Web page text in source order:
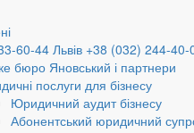
60-44 Львів +38 (032) 244-40-
бюро Яновський і партнери
послуги для бізнесу
Юридичний аудит бізнесу
Абонентський юридичний